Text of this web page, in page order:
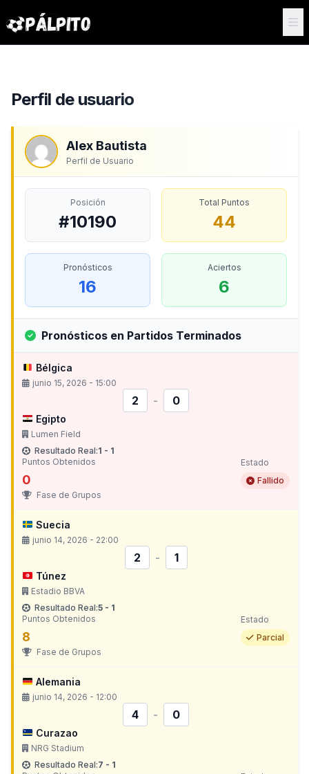
Perfil de usuario
Alex Bautista
Perfil de Usuario
Posición
#10190
Total Puntos
44
Pronósticos
16
Aciertos
6
Pronósticos en Partidos Terminados
Bélgica
junio 15, 2026 - 15:00
2 - 0
Egipto
Lumen Field
Resultado Real:1 - 1
Puntos Obtenidos
0
Estado
Fallido
Fase de Grupos
Suecia
junio 14, 2026 - 22:00
2 - 1
Túnez
Estadio BBVA
Resultado Real:5 - 1
Puntos Obtenidos
8
Estado
Parcial
Fase de Grupos
Alemania
junio 14, 2026 - 12:00
4 - 0
Curazao
NRG Stadium
Resultado Real:7 - 1